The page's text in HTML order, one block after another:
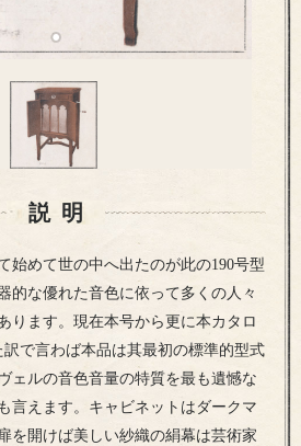
説明
始めて世の中へ出たのが此の190号型
的な優れた音色に依って多くの人々
ります。現在本号から更に本カタロ
で言わば本品は其最初の標準的型式
ェルの音色音量の特質を最も遺憾な
言えます。キャビネットはダークマ
を開けば美しい紗織の絹幕は芸術家